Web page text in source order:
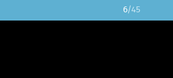
6/45